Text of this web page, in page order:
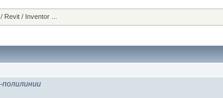
Revit / Inventor ...
полилинии